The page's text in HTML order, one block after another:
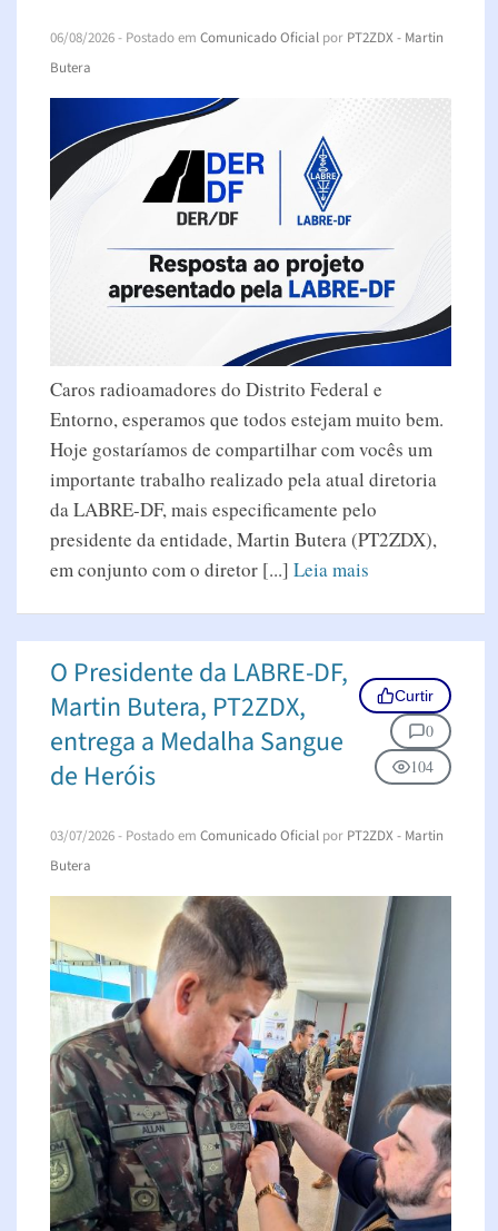
06/08/2026- Postado em Comunicado Oficial por PT2ZDX - Martin
Butera
Caros radioamadores do Distrito Federal e
Entorno, esperamos que todos estejam muito bem.
Hoje gostaríamos de compartilhar com vocês um
importante trabalho realizado pela atual diretoria
da LABRE-DF, mais especificamente pelo
presidente da entidade, Martin Butera (PT2ZDX),
em conjunto com o diretor [...] Leia mais
O Presidente da LABRE-DF,
Martin Butera, PT2ZDX,
entrega a Medalha Sangue
de Heróis
Curtir
0
104
03/07/2026- Postado em Comunicado Oficial por PT2ZDX - Martin
Butera